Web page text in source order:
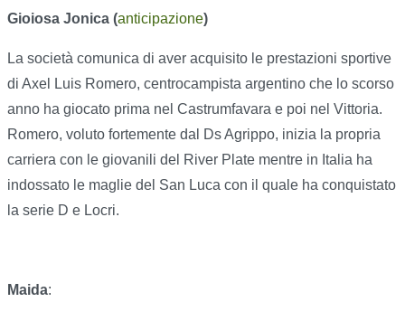
Gioiosa Jonica (anticipazione)
La società comunica di aver acquisito le prestazioni sportive
di Axel Luis Romero, centrocampista argentino che lo scorso
anno ha giocato prima nel Castrumfavara e poi nel Vittoria.
Romero, voluto fortemente dal Ds Agrippo, inizia la propria
carriera con le giovanili del River Plate mentre in Italia ha
indossato le maglie del San Luca con il quale ha conquistato
la serie D e Locri.
Maida: